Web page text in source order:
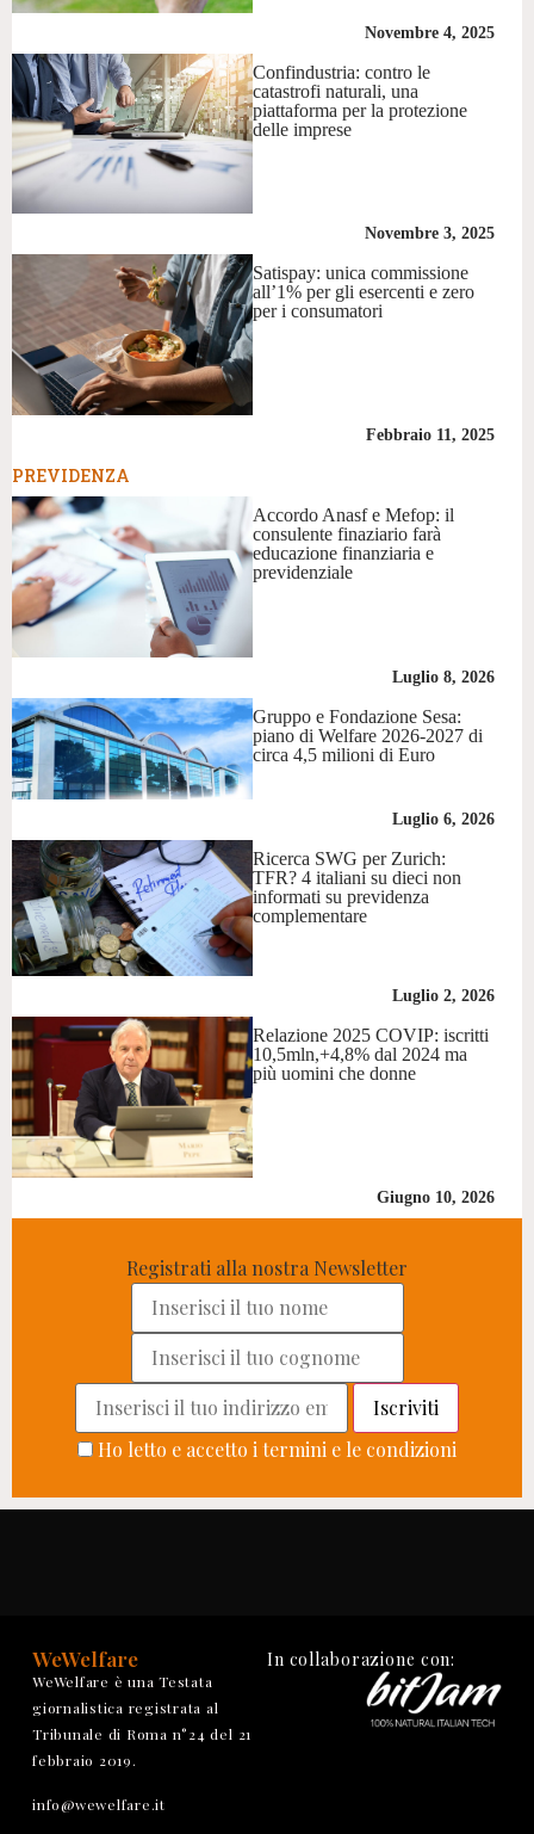
Novembre 4, 2025
Confindustria: contro le
catastrofi naturali, una
piattaforma per la protezione
delle imprese
Novembre 3, 2025
Satispay: unica commissione
all’1% per gli esercenti e zero
per i consumatori
Febbraio 11, 2025
PREVIDENZA
Accordo Anasf e Mefop: il
consulente finaziario farà
educazione finanziaria e
previdenziale
Luglio 8, 2026
Gruppo e Fondazione Sesa:
piano di Welfare 2026-2027 di
circa 4,5 milioni di Euro
Luglio 6, 2026
Ricerca SWG per Zurich:
TFR? 4 italiani su dieci non
informati su previdenza
complementare
Luglio 2, 2026
Relazione 2025 COVIP: iscritti
10,5mln,+4,8% dal 2024 ma
più uomini che donne
Giugno 10, 2026
Registrati alla nostra Newsletter
Ho letto e accetto i termini e le condizioni
WeWelfare
WeWelfare è una Testata
giornalistica registrata al
Tribunale di Roma n°24 del 21
febbraio 2019.
info@wewelfare.it
In collaborazione con: